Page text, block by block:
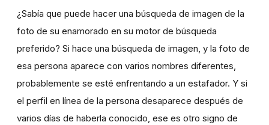
¿Sabía que puede hacer una búsqueda de imagen de la
foto de su enamorado en su motor de búsqueda
preferido? Si hace una búsqueda de imagen, y la foto de
esa persona aparece con varios nombres diferentes,
probablemente se esté enfrentando a un estafador. Y si
el perfil en línea de la persona desaparece después de
varios días de haberla conocido, ese es otro signo de